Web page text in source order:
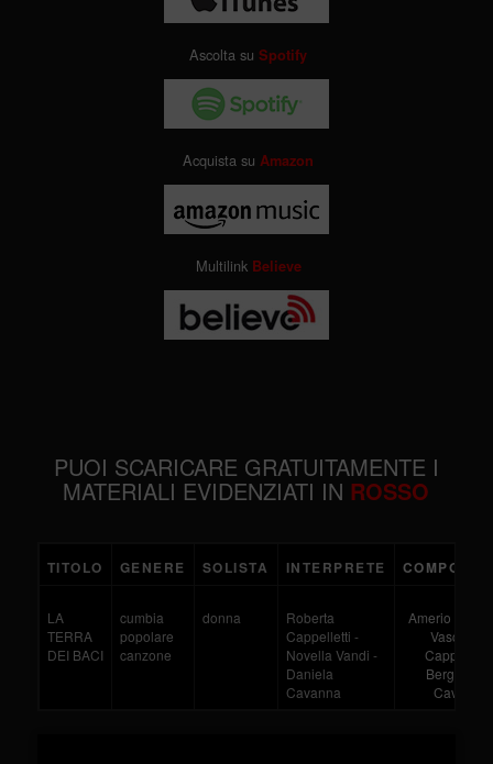
Ascolta suSpotify
Acquista su Amazon
Multilink Believe
PUOI SCARICARE GRATUITAMENTE I
MATERIALI EVIDENZIATI IN ROSSO
TITOLO GENERE SOLISTA INTERPRETE
LA
TERRA
DEI BACI
cumbia
popolare
canzone
donna
Roberta
Cappelletti -
Novella Vandi -
Daniela
Cavanna
Amerio -
Vaschetti -
Cappelletti
Bergamini
Cavanna